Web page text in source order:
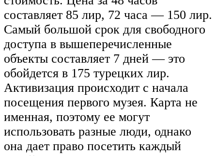
составляет 85 лир, 72 часа — 150 лир.
Самый большой срок для свободного
доступа в вышеперечисленные
объекты составляет 7 дней — это
обойдется в 175 турецких лир.
Активизация происходит с начала
посещения первого музея. Карта не
именная, поэтому ее могут
использовать разные люди, однако
она дает право посетить каждый